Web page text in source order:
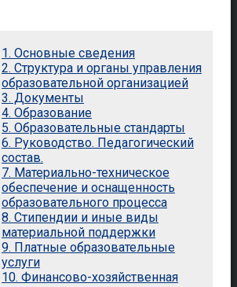
1. Основные сведения
2. Структура и органы управления
образовательной организацией
3. Документы
4. Образование
5. Образовательные стандарты
6. Руководство. Педагогический
состав.
7. Материально-техническое
обеспечение и оснащенность
образовательного процесса
8. Стипендии и иные виды
материальной поддержки
9. Платные образовательные
услуги
10. Финансово-хозяйственная